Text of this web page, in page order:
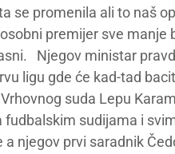
se promenila ali to naš
premijer sve manje
Njegov ministar
ligu gde će kad-tad
suda Lepu
fudbalskim sudijama i
njegov prvi saradnik